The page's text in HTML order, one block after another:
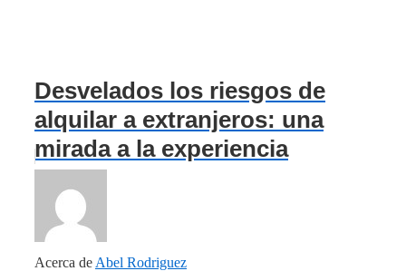
Desvelados los riesgos de
alquilar a extranjeros: una
mirada a la experiencia
Acerca de Abel Rodriguez